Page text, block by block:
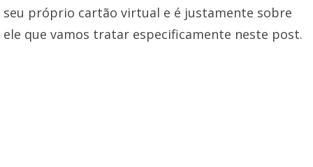
seu próprio cartão virtual e é justamente sobre
ele que vamos tratar especificamente neste post.